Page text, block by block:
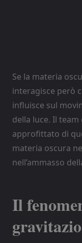
Se la materia
interagisce però
influisce sul
della luce. Il
approfittato di
materia oscura
nell’ammasso
Il